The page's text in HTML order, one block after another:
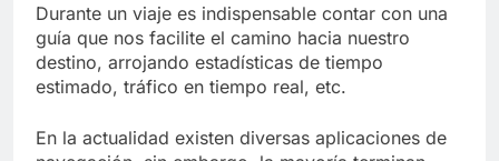
Durante un viaje es indispensable contar con una
guía que nos facilite el camino hacia nuestro
destino, arrojando estadísticas de tiempo
estimado, tráfico en tiempo real, etc.
En la actualidad existen diversas aplicaciones de